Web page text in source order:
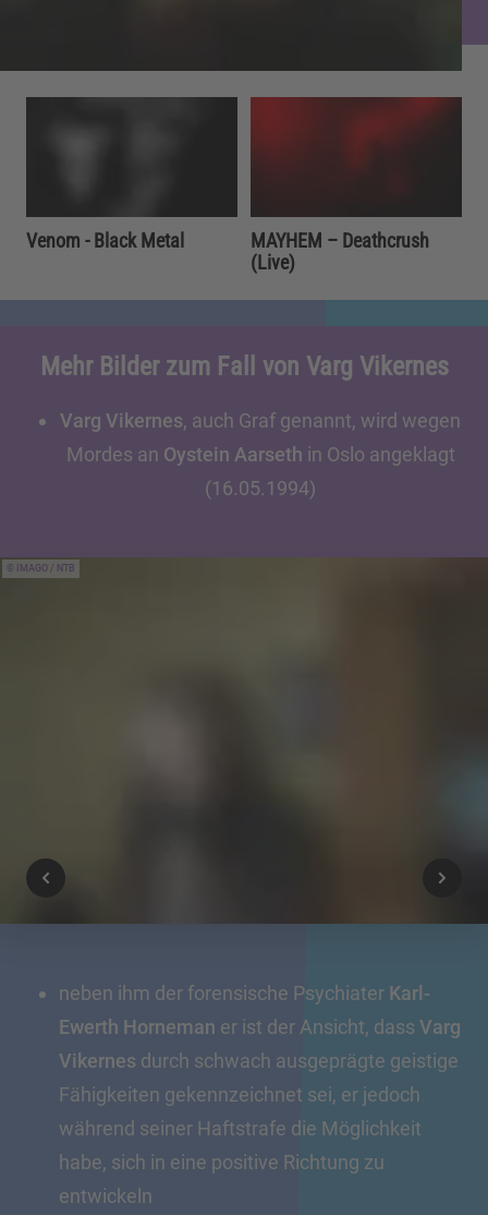
Venom - Black Metal
MAYHEM – Deathcrush
(Live)
Mehr Bilder zum Fall von Varg Vikernes
Varg Vikernes, auch Graf genannt, wird wegen
Mordes an Oystein Aarseth in Oslo angeklagt
(16.05.1994)
IMAGO / NTB
neben ihm der forensische Psychiater Karl-
Ewerth Horneman er ist der Ansicht, dass Varg
Vikernes durch schwach ausgeprägte geistige
Fähigkeiten gekennzeichnet sei, er jedoch
während seiner Haftstrafe die Möglichkeit
habe, sich in eine positive Richtung zu
entwickeln